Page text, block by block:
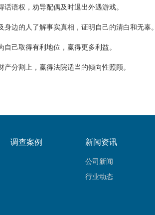
语权，劝导配偶及时退出外遇游戏。
边的人了解事实真相，证明自己的清白和无辜。
己取得有利地位，赢得更多利益。
分割上，赢得法院适当的倾向性照顾。
调查案例 新闻资讯
公司新闻
行业动态